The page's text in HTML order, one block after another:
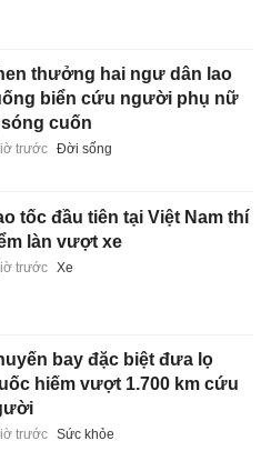
thưởng hai ngư dân lao
biển cứu người phụ nữ
sóng cuốn
trước Đời sống
tốc đầu tiên tại Việt Nam thí
làn vượt xe
trước Xe
bay đặc biệt đưa lọ
hiếm vượt 1.700 km cứu
trước Sức khỏe